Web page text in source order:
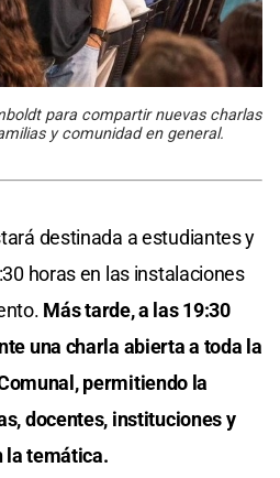
para compartir nuevas charlas
y comunidad en general.
destinada a estudiantes y
horas en las instalaciones
Más tarde, a las 19:30
una charla abierta a toda la
permitiendo la
docentes, instituciones y
la temática.